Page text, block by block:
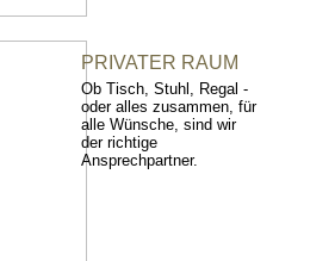
PRIVATER RAUM
Ob Tisch, Stuhl, Regal -
oder alles zusammen, für
alle Wünsche, sind wir
der richtige
Ansprechpartner.